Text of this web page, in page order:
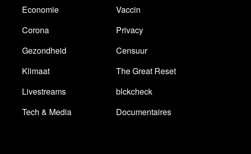
Economie
Corona
Gezondheid
Klimaat
Livestreams
Tech & Media
Vaccin
Privacy
Censuur
The Great Reset
blckcheck
Documentaires